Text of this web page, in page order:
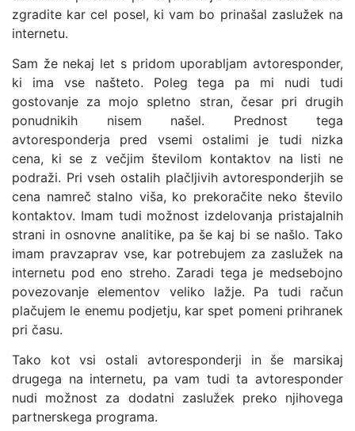
zgradite kar cel posel, ki vam bo prinašal zaslužek na
internetu.
Sam že nekaj let s pridom uporabljam avtoresponder,
ki ima vse našteto. Poleg tega pa mi nudi tudi
gostovanje za mojo spletno stran, česar pri drugih
ponudnikih nisem našel. Prednost tega
avtoresponderja pred vsemi ostalimi je tudi nizka
cena, ki se z večjim številom kontaktov na listi ne
podraži. Pri vseh ostalih plačljivih avtoresponderjih se
cena namreč stalno viša, ko prekoračite neko število
kontaktov. Imam tudi možnost izdelovanja pristajalnih
strani in osnovne analitike, pa še kaj bi se našlo. Tako
imam pravzaprav vse, kar potrebujem za zaslužek na
internetu pod eno streho. Zaradi tega je medsebojno
povezovanje elementov veliko lažje. Pa tudi račun
plačujem le enemu podjetju, kar spet pomeni prihranek
pri času.
Tako kot vsi ostali avtoresponderji in še marsikaj
drugega na internetu, pa vam tudi ta avtoresponder
nudi možnost za dodatni zaslužek preko njihovega
partnerskega programa.